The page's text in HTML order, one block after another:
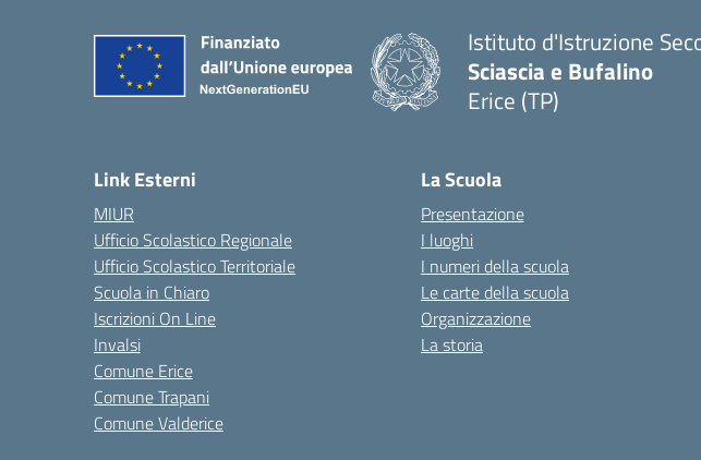
Istituto d'Istruzione
Sciascia e Bufalino
Erice (TP)
Link Esterni
MIUR
Ufficio Scolastico Regionale
Ufficio Scolastico Territoriale
Scuola in Chiaro
Iscrizioni On Line
Invalsi
Comune Erice
Comune Trapani
Comune Valderice
La Scuola
Presentazione
I luoghi
I numeri della scuola
Le carte della scuola
Organizzazione
La storia